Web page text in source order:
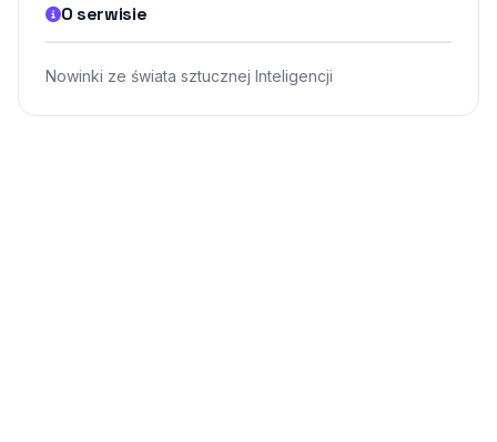
O serwisie
Nowinki ze świata sztucznej Inteligencji